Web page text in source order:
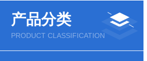
产品分类
PRODUCT CLASSIFICATION